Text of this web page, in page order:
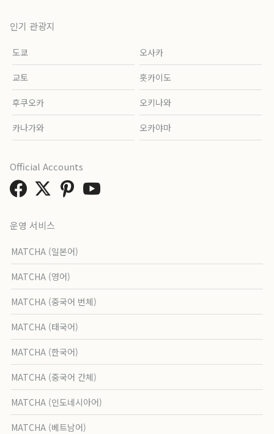
인기 관광지
도쿄 오사카
교토 홋카이도
후쿠오카 오키나와
카나가와 오카야마
운영 서비스
MATCHA (일본어)
MATCHA (영어)
MATCHA (중국어 번체)
MATCHA (태국어)
MATCHA (한국어)
MATCHA (중국어 간체)
MATCHA (인도네시아어)
MATCHA (베트남어)
Official Accounts